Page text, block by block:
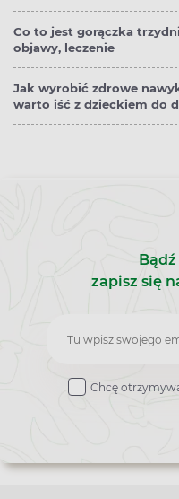
Co to jest gorączka
objawy, leczenie
Jak wyrobić zdrowe
warto iść z dzieckiem do
zapisz się
Zapisz
do
Chcę